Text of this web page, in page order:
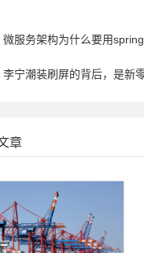
微服务架构为什么要用
李宁潮装刷屏的背后，是新
章